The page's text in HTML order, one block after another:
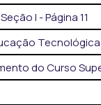
I - Página 11
Tecnológica
do Curso